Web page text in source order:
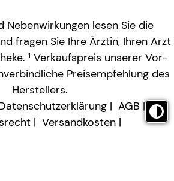
Nebenwirkungen lesen Sie die
fragen Sie Ihre Ärztin, Ihren Arzt
¹ Verkaufspreis unserer Vor-
Preisempfehlung des
Herstellers.
AGB
Versandkosten